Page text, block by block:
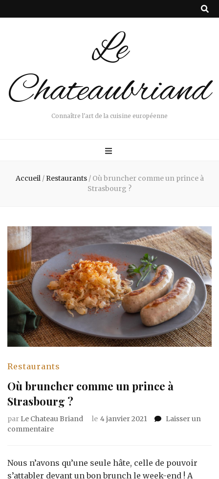
Le
Chateaubriand
Connaître l'art de la cuisine européenne
Accueil / Restaurants / Où bruncher comme un prince à
Strasbourg ?
Restaurants
Où bruncher comme un prince à
Strasbourg ?
par Le Chateau Briand le 4 janvier 2021
Laisser un
commentairesur
comme
Nous n’avons qu’une seule hâte, celle de pouvoir
s’attabler devant un bon brunch le week-end ! A